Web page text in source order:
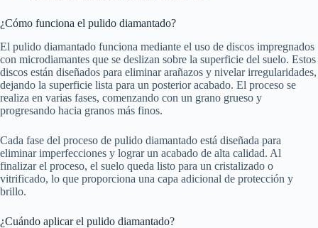
¿Cómo funciona el pulido diamantado?
El pulido diamantado funciona mediante el uso de discos impregnados
con microdiamantes que se deslizan sobre la superficie del suelo. Estos
discos están diseñados para eliminar arañazos y nivelar irregularidades,
dejando la superficie lista para un posterior acabado. El proceso se
realiza en varias fases, comenzando con un grano grueso y
progresando hacia granos más finos.
Cada fase del proceso de pulido diamantado está diseñada para
eliminar imperfecciones y lograr un acabado de alta calidad. Al
finalizar el proceso, el suelo queda listo para un cristalizado o
vitrificado, lo que proporciona una capa adicional de protección y
brillo.
¿Cuándo aplicar el pulido diamantado?